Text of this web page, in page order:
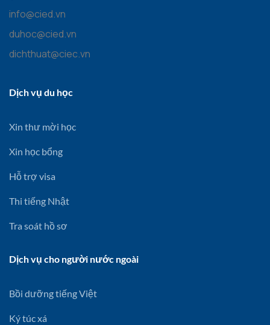
info@cied.vn
duhoc@cied.vn
dichthuat@ciec.vn
Dịch vụ du học
Xin thư mời học
Xin học bổng
Hỗ trợ visa
Thi tiếng Nhật
Tra soát hồ sơ
Dịch vụ cho người nước ngoài
Bồi dưỡng tiếng Việt
Ký túc xá